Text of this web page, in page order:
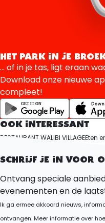
HET PARK IN JE
... of in je tas, ligt eraan
Download onze nieuwe
compleet!
OOK INTERESSANT
RESTAURANT WALIBI VILLAGEEten
SCHRIJF JE IN VOOR
Ontvang speciale
evenementen en de
Ik ga ermee akkoord nieuws,
ontvangen. Meer informatie over